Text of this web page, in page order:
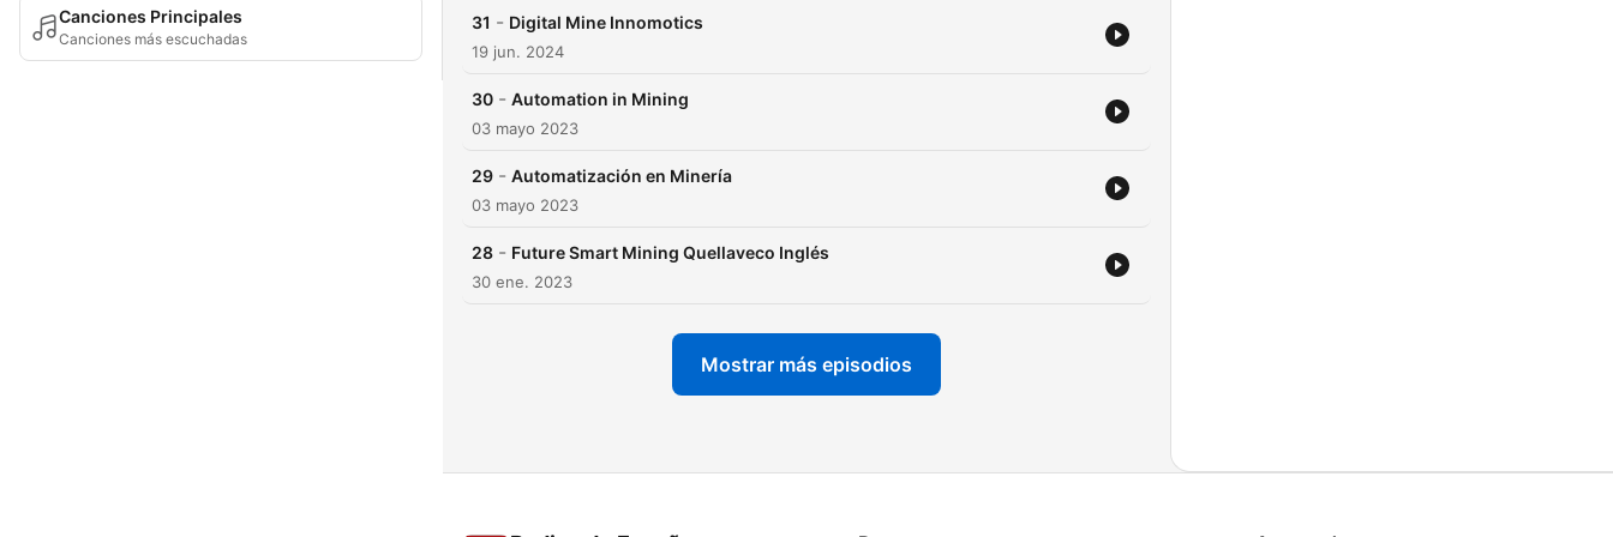
Canciones Principales
Canciones más escuchadas
31 - Digital Mine Innomotics
19 jun. 2024
30 - Automation in Mining
03 mayo 2023
29 - Automatización en Minería
03 mayo 2023
28 - Future Smart Mining Quellaveco Inglés
30 ene. 2023
Mostrar más episodios